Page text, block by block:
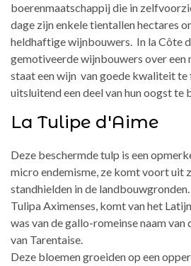
boerenmaatschappij die in
dage zijn enkele tientallen hectares
heldhaftige wijnbouwers. In la Côte
gemotiveerde wijnbouwers over een
staat een wijn van goede kwaliteit
uitsluitend een deel van hun oogst te
La Tulipe d'Aime
Deze beschermde tulp is een
micro endemisme, ze komt voort uit
standhielden in de
Tulipa Aximenses, komt van het
was van de gallo-romeinse naam
van Tarentaise.
Deze bloemen groeiden op een